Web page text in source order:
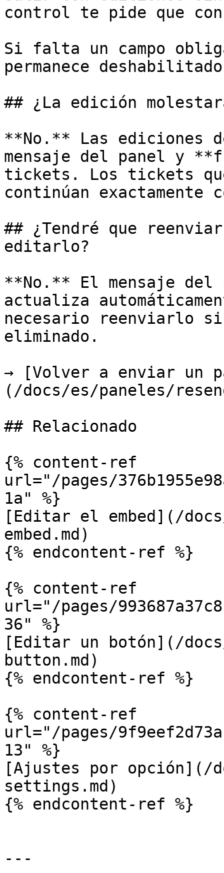
control te pide que
Si falta un campo
permanece
## ¿La edición
**No.** Las ediciones
mensaje del panel y
tickets. Los tickets
continúan exactamente
## ¿Tendré que
editarlo?
**No.** El mensaje del
actualiza
necesario reenviarlo
eliminado.
→ [Volver a enviar un
(/docs/es/paneles/
## Relacionado
{% content-ref
url="/pages/
1a" %}
[Editar el embed](/
embed.md)
{% endcontent-ref %}
{% content-ref
url="/pages/
36" %}
[Editar un botón](/
button.md)
{% endcontent-ref %}
{% content-ref
url="/pages/
13" %}
[Ajustes por opción](/
settings.md)
{% endcontent-ref %}
---